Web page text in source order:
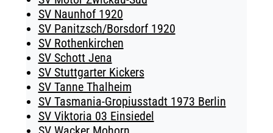
SV Naunhof 1920
SV Panitzsch/​Borsdorf 1920
SV Rothenkirchen
SV Schott Jena
SV Stuttgarter Kickers
SV Tanne Thalheim
SV Tasmania-Gropiusstadt 1973 Berlin
SV Viktoria 03 Einsiedel